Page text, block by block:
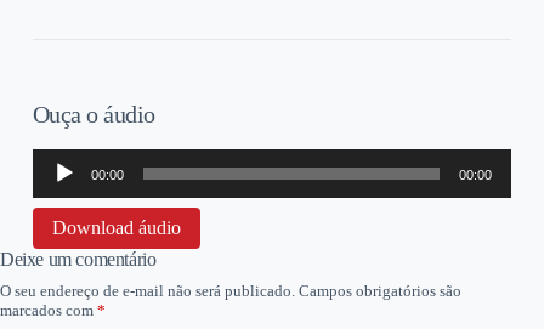
Ouça o áudio
Tocador
áudio
00:00 00:00
Download áudio
Deixe um comentário
O seu endereço de e-mail não será publicado. Campos obrigatórios são
marcados com *